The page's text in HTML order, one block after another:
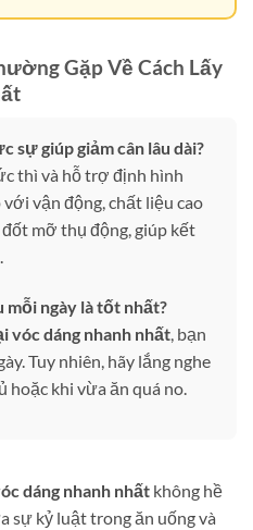
Gặp Về Cách Lấy
sự giúp giảm cân lâu dài?
thì và hỗ trợ định hình
vận động, chất liệu cao
mỡ thụ động, giúp kết
mỗi ngày là tốt nhất?
vóc dáng nhanh nhất , bạn
Tuy nhiên, hãy lắng nghe
hoặc khi vừa ăn quá no.
dáng nhanh nhất không hề
sự kỷ luật trong ăn uống và